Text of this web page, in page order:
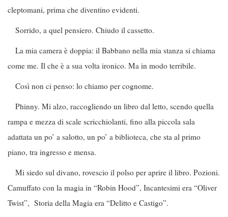
cleptomani, prima che diventino evidenti.
Sorrido, a quel pensiero. Chiudo il cassetto.
La mia camera è doppia: il Babbano nella mia stanza si chiama
come me. Il che è a sua volta ironico. Ma in modo terribile.
Così non ci penso: lo chiamo per cognome.
Phinny. Mi alzo, raccogliendo un libro dal letto, scendo quella
rampa e mezza di scale scricchiolanti, fino alla piccola sala
adattata un po’ a salotto, un po’ a biblioteca, che sta al primo
piano, tra ingresso e mensa.
Mi siedo sul divano, rovescio il polso per aprire il libro. Pozioni.
Camuffato con la magia in “Robin Hood”, Incantesimi era “Oliver
Twist”, Storia della Magia era “Delitto e Castigo”.